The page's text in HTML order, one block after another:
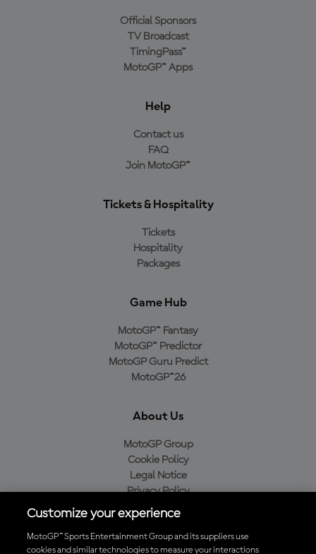
Official Sponsors
TV Broadcast
TimingPass™
MotoGP™ Apps
Help
Contact us
FAQ
Join MotoGP™
Tickets & Hospitality
Tickets
Hospitality
Packages
Game Hub
MotoGP™ Fantasy
MotoGP™ Predictor
MotoGP Guru Predict
MotoGP™26
About Us
MotoGP Group
Cookie Policy
Legal Notice
Privacy Policy
Purchase Policy
Customize your experience
MotoGP™ Sports Entertainment Group and its suppliers use
cookies and similar technologies to measure your interactions